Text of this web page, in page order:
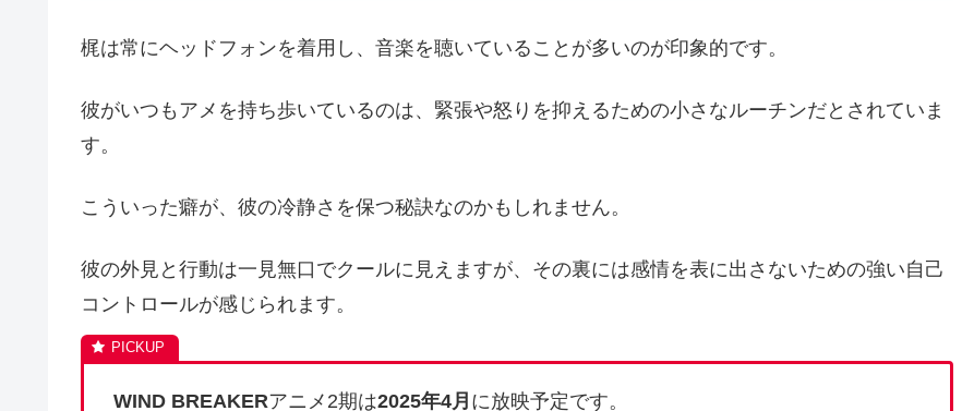
梶は常にヘッドフォンを着用し、音楽を聴いていることが多いのが印象的です。
彼がいつもアメを持ち歩いているのは、緊張や怒りを抑えるための小さなルーチンだとされていま
す。
こういった癖が、彼の冷静さを保つ秘訣なのかもしれません。
彼の外見と行動は一見無口でクールに見えますが、その裏には感情を表に出さないための強い自己
コントロールが感じられます。
WIND BREAKERアニメ2期は2025年4月 に放映予定です。